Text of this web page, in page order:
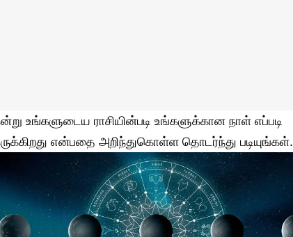
உங்களுடைய ராசியின்படி உங்களுக்கான நாள் எப்படி
என்பதை அறிந்துகொள்ள தொடர்ந்து படியுங்கள்.